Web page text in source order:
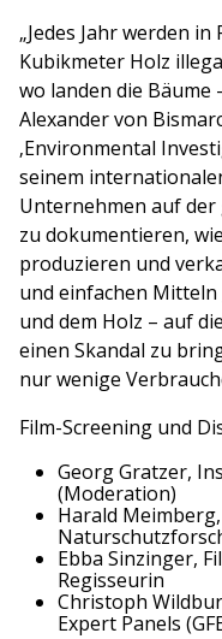
„Jedes Jahr werden
Kubikmeter Holz
wo landen die Bäume
Alexander von
‚Environmental
seinem
Unternehmen auf
zu dokumentieren,
produzieren und
und einfachen Mitteln
und dem Holz – auf
einen Skandal zu
nur wenige
Film-Screening und
Georg Gratzer,
(Moderation)
Harald
Ebba Sinzinger,
Regisseurin
Christoph
Expert Panels